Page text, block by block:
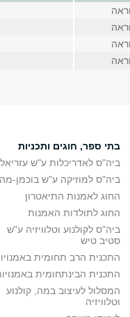
בתי ספר, חוגים ותכניות
ביה"ס לאדריכלות ע"ש
ביה"ס למוזיקה ע"ש בוכמן-
החוג לאמנות התיאטרון
החוג לתולדות האמנות
ביה"ס לקולנוע וטלוויזיה ע"ש
סטיב טיש
התכנית הרב תחומית
התכנית הבינתחומית
המסלול לעיצוב במה, קולנוע
וטלוויזיה